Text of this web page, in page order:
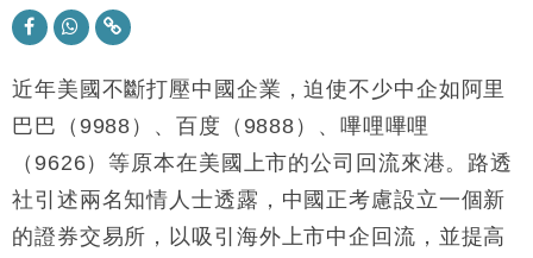
17:33
及消費表現
損失近6900萬元
16:05
財經｜日經失守6.5萬點後回穩 全周仍升近2%
15:47
粦接任
15:11
財經｜韓股反覆波動收跌 連挫7周創逾3年最長跌勢
近年美國不斷打壓中國企業，迫使不少中企如阿里
巴巴（9988）、百度（9888）、嗶哩嗶哩
（9626）等原本在美國上市的公司回流來港。路透
社引述兩名知情人士透露，中國正考慮設立一個新
的證券交易所，以吸引海外上市中企回流，並提高